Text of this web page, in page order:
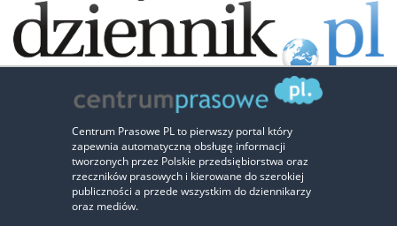
Zaufali nam:
Centrum Prasowe PL to pierwszy portal który
zapewnia automatyczną obsługę informacji
tworzonych przez Polskie przedsiębiorstwa oraz
rzeczników prasowych i kierowane do szerokiej
publiczności a przede wszystkim do dziennikarzy
oraz mediów.